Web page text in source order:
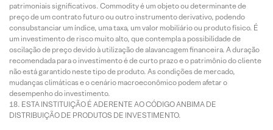
patrimoniais significativos. Commodity é um objeto ou determinante de
preço de um contrato futuro ou outro instrumento derivativo, podendo
consubstanciar um índice, uma taxa, um valor mobiliário ou produto físico. É
um investimento de risco muito alto, que contempla a possibilidade de
oscilação de preço devido à utilização de alavancagem financeira. A duração
recomendada para o investimento é de curto prazo e o patrimônio do cliente
não está garantido neste tipo de produto. As condições de mercado,
mudanças climáticas e o cenário macroeconômico podem afetar o
desempenho do investimento.
ESTA INSTITUIÇÃO É ADERENTE AO CÓDIGO ANBIMA DE
DISTRIBUIÇÃO DE PRODUTOS DE INVESTIMENTO.